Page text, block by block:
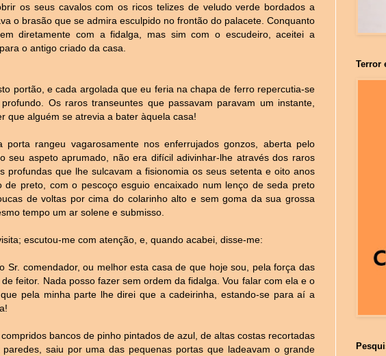
os seus cavalos com os ricos telizes de veludo verde bordados a
o brasão que se admira esculpido no frontão do palacete. Conquanto
diretamente com a fidalga, mas sim com o escudeiro, aceitei a
o antigo criado da casa.
portão, e cada argolada que eu feria na chapa de ferro repercutia-se
Os raros transeuntes que passavam paravam um instante,
que alguém se atrevia a bater àquela casa!
porta rangeu vagarosamente nos enferrujados gonzos, aberta pelo
seu aspeto aprumado, não era difícil adivinhar-lhe através dos raros
profundas que lhe sulcavam a fisionomia os seus setenta e oito anos
de preto, com o pescoço esguio encaixado num lenço de seda preto
de voltas por cima do colarinho alto e sem goma da sua grossa
tempo um ar solene e submisso.
escutou-me com atenção, e, quando acabei, disse-me:
Sr. comendador, ou melhor esta casa de que hoje sou, pela força das
feitor. Nada posso fazer sem ordem da fidalga. Vou falar com ela e o
pela minha parte lhe direi que a cadeirinha, estando-se para aí a
bancos de pinho pintados de azul, de altas costas recortadas
saiu por uma das pequenas portas que ladeavam o grande
Terror